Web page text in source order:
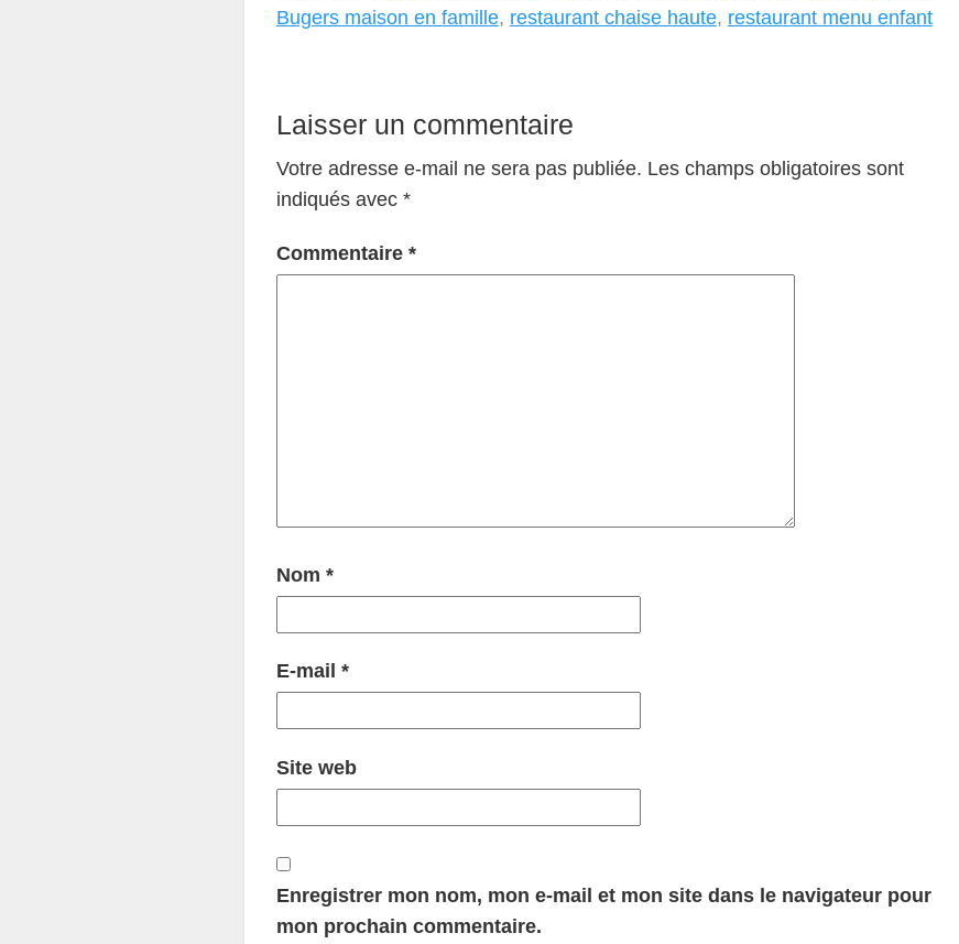
Bugers maison en famille, restaurant chaise haute, restaurant menu enfant
Laisser un commentaire
Votre adresse e-mail ne sera pas publiée. Les champs obligatoires sont
indiqués avec *
Commentaire *
Nom *
E-mail *
Site web
Enregistrer mon nom, mon e-mail et mon site dans le navigateur pour
mon prochain commentaire.